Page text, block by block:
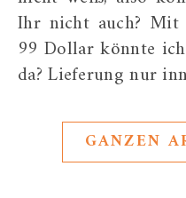
Ihr nicht auch? Mit
99 Dollar könnte
da? Lieferung nur
GANZEN